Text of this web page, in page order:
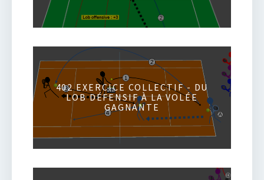
402 EXERCICE COLLECTIF - DU
LOB DÉFENSIF À LA VOLÉE
GAGNANTE